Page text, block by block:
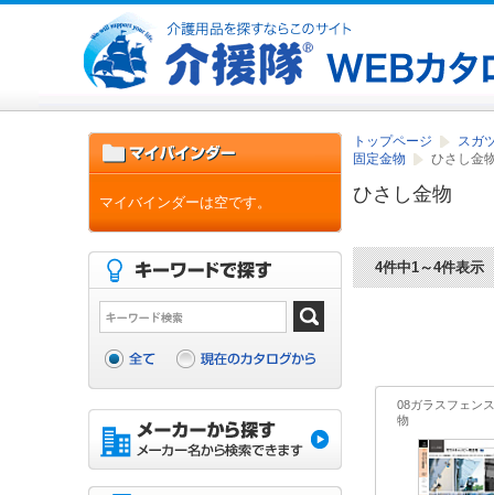
トップページ
スガ
固定金物
ひさし金
ひさし金物
4件中1～4件表示
08ガラスフェン
物
マイバインダーは空です。